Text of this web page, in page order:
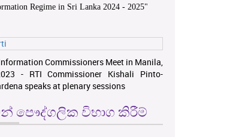
Regime in Sri Lanka 2024 - 2025"
Commissioners Meet in Manila,
- RTI Commissioner Kishali Pinto-
speaks at plenary sessions
පෞද්ගලික විභාග කිරීම්